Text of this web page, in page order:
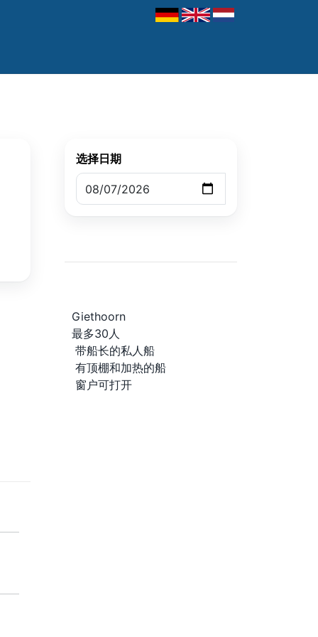
选择日期
Giethoorn
最多30人
带船长的私人船
有顶棚和加热的船
窗户可打开